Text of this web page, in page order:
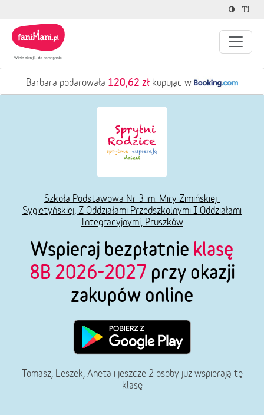
Barbara podarowała 120,62 zł kupując w
Szkoła Podstawowa Nr 3 im. Miry Zimińskiej-
Sygietyńskiej, Z Oddziałami Przedszkolnymi I Oddziałami
Integracyjnymi, Pruszków
Wspieraj bezpłatnie klasę
8B 2026-2027 przy okazji
zakupów online
Tomasz, Leszek, Aneta i jeszcze 2 osoby już wspierają tę
klasę